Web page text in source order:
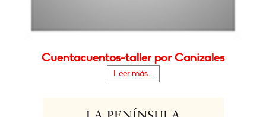
Cuentacuentos-taller por Canizales
Leer más...